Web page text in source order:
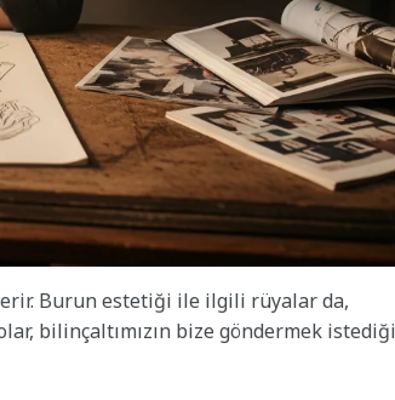
Burun estetiği ile ilgili rüyalar da,
bilinçaltımızın bize göndermek istediği